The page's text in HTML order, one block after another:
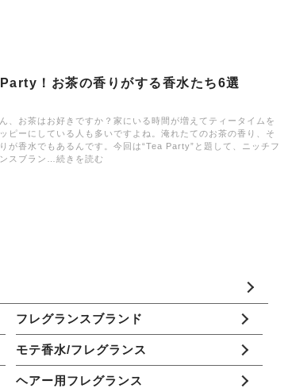
！お茶の香りがする香水たち6選
、お茶はお好きですか？家にいる時間が増えてティータイムを
ピーにしている人も多いですよね。淹れたてのお茶の香り、そ
が香水でもあるんです。今回は“Tea Party”と題して、ニッチフ
スブラン…続きを読む
フレグランスブランド
モテ香水/フレグランス
ヘアー用フレグランス